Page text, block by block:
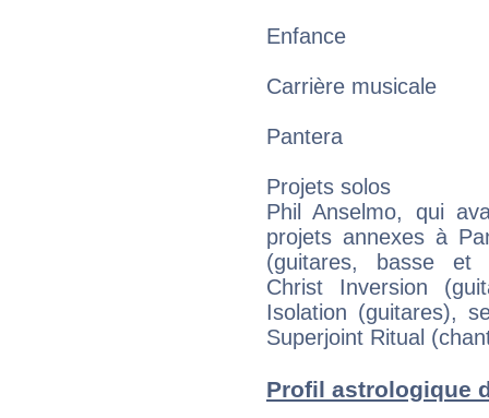
Enfance
Carrière musicale
Pantera
Projets solos
Phil Anselmo, qui
projets annexes à
(guitares, basse et
Christ Inversion
Isolation (guitares),
Superjoint Ritual
Profil astrologique